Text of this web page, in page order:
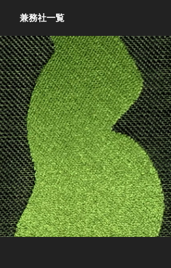
兼務社一覧